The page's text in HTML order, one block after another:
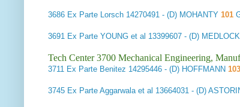
3686 Ex Parte Lorsch 14270491 - (D) MOHANTY 101
3691 Ex Parte YOUNG et al 13399607 - (D) MEDLOCK
Tech Center 3700 Mechanical Engineering,
3711 Ex Parte Benitez 14295446 - (D) HOFFMANN 103
3745 Ex Parte Aggarwala et al 13664031 - (D)